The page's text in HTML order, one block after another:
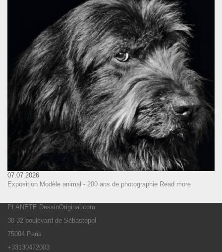
07.07.2026
Exposition Modèle animal - 200 ans de photographie Read more
PLANETE DessinOriginal.com
30-32 boulevard de Sébastopol
75004 Paris
+33130472003